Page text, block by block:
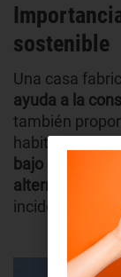
sostenible
Una casa
ayuda a la
también
habitantes.
bajo consumo
alternativas al
incidencia en